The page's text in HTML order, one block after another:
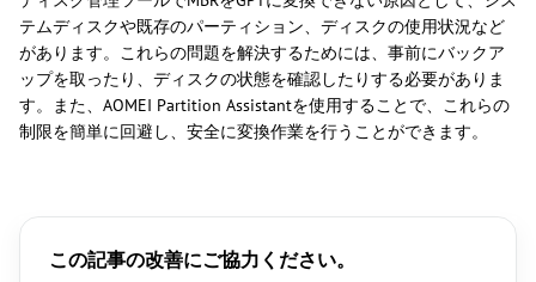
テムディスクや既存のパーティション、ディスクの使用状況など
があります。これらの問題を解決するためには、事前にバックア
ップを取ったり、ディスクの状態を確認したりする必要がありま
す。また、AOMEI Partition Assistantを使用することで、これらの
制限を簡単に回避し、安全に変換作業を行うことができます。
この記事の改善にご協力ください。